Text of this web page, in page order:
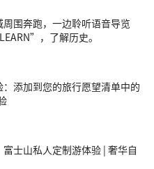
围奔跑，一边聆听语音导览
，了解历史。
：添加到您的旅行愿望清单中的
富士山私人定制游体验 | 奢华自